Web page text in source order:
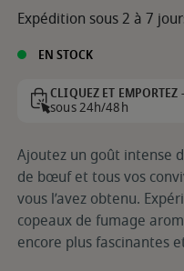
Expédition sous 2 à 7
EN STOCK
CLIQUEZ ET EMPORTEZ -
sous 24h/48h
Ajoutez un goût intense
de bœuf et tous vos
vous l’avez obtenu.
copeaux de fumage
encore plus fascinantes